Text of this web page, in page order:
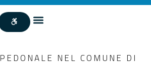
NEL COMUNE DI